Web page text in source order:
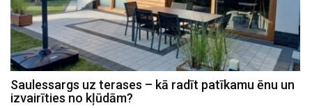
Saulessargs uz terases – kā radīt patīkamu ēnu un
izvairīties no kļūdām?